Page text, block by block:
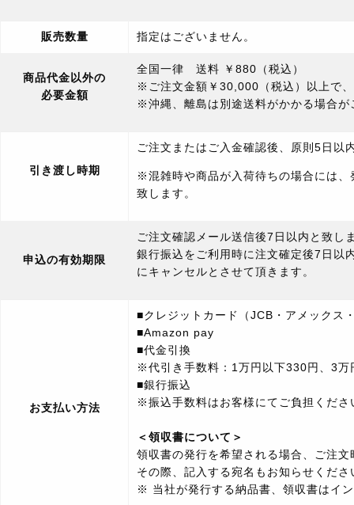
販売数量 指定はございません。
商品代金以外の
必要金額
全国一律 送料 ￥880（税込）
※ご注文金額￥30,000（税込）以上で
※沖縄、離島は別途送料がかかる場合が
引き渡し時期
ご注文またはご入金確認後、原則5日以
※混雑時や商品が入荷待ちの場合には
致します。
申込の有効期限
ご注文確認メール送信後7日以内と致し
銀行振込をご利用時に注文確定後7日以
にキャンセルとさせて頂きます。
お支払い方法
■クレジットカード（JCB・アメックス
■Amazon pay
■代金引換
※代引き手数料：1万円以下330円、3
■銀行振込
※振込手数料はお客様にてご負担くださ
＜領収書について＞
領収書の発行を希望される場合、ご注
その際、記入する宛名もお知らせくださ
※ 当社が発行する納品書、 領収書はイ